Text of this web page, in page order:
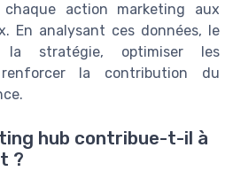
action marketing aux
En analysant ces données, le
stratégie, optimiser les
la contribution du
hub contribue-t-il à
?